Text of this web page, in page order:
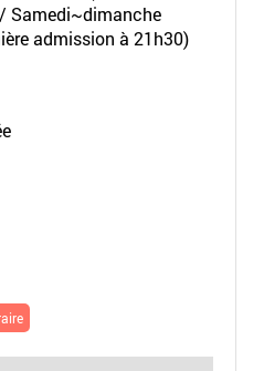
Samedi~dimanche
admission à 21h30)